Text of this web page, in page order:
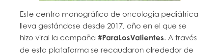
Este centro monográfico de oncología pediátrica
lleva gestándose desde 2017, año en el que se
hizo viral la campaña#ParaLosValientes . A través
de esta plataforma se recaudaron alrededor de